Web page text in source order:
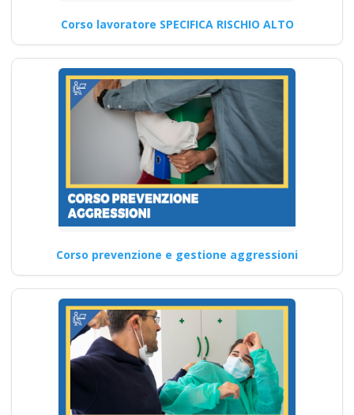
indicazioni normative
regioni 2025 corso
formatori
videoconferenza fad
aula virtuale
integrazione parte
base generale Corsi
per Datori di Lavoro
con compiti di RSPP
(DL SPP) rls rlst
preposto datore
lavoratori ddl dlspp
rinnovo attestato
Corso Formatore per la
Sicurezza sul Lavoro: Teoria
Quali sono i requisiti…
Continua
Corso lavoratore SPECIFICA RISCHIO ALTO
Corso prevenzione e gestione aggressioni